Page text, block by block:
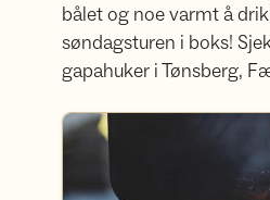
bålet og noe varmt å
søndagsturen i boks!
gapahuker i Tønsberg,
Gapahuker i Tønsberg,